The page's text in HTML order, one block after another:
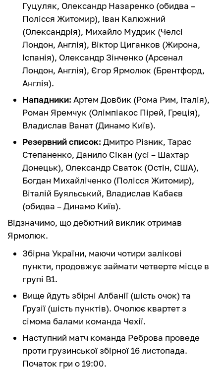
Гуцуляк, Олександр Назаренко (обидва –
Полісся Житомир), Іван Калюжний
(Олександрія), Михайло Мудрик (Челсі
Лондон, Англія), Віктор Циганков (Жирона,
Іспанія), Олександр Зінченко (Арсенал
Лондон, Англія), Єгор Ярмолюк (Брентфорд,
Англія).
Нападники: Артем Довбик (Рома Рим, Італія),
Роман Яремчук (Олімпіакос Пірей, Греція),
Владислав Ванат (Динамо Київ).
Резервний список: Дмитро Різник, Тарас
Степаненко, Данило Сікан (усі – Шахтар
Донецьк), Олександр Сваток (Остін, США),
Богдан Михайліченко (Полісся Житомир),
Віталій Буяльський, Владислав Кабаєв
(обидва – Динамо Київ).
Відзначимо, що дебютний виклик отримав
Ярмолюк.
Збірна України, маючи чотири залікові
пункти, продовжує займати четверте місце в
групі В1.
Вище йдуть збірні Албанії (шість очок) та
Грузії (шість пунктів). Очолює квартет з
сімома балами команда Чехії.
Наступний матч команда Реброва проведе
проти грузинської збірної 16 листопада.
Початок гри о 19:00.